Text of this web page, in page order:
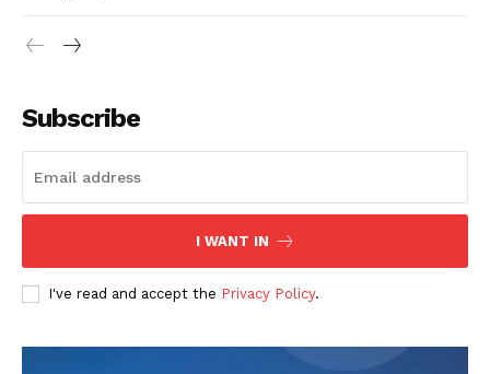
Subscribe
I WANT IN
I've read and accept the Privacy Policy.